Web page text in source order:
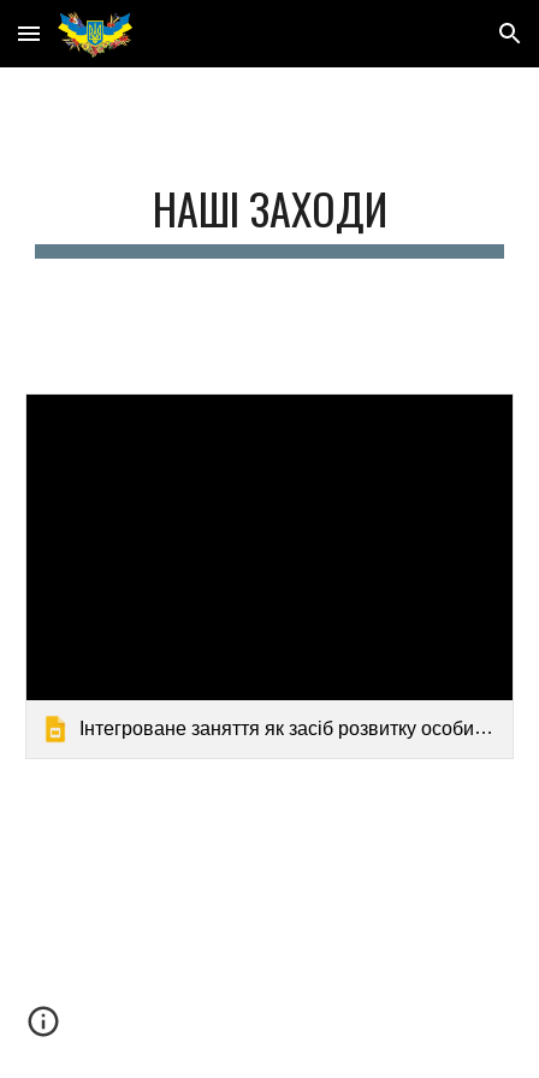
Skip to main content Skip to navigation
НАШІ ЗАХОДИ
Інтегроване заняття як засіб розвитку особистості в дошкільному.ppt